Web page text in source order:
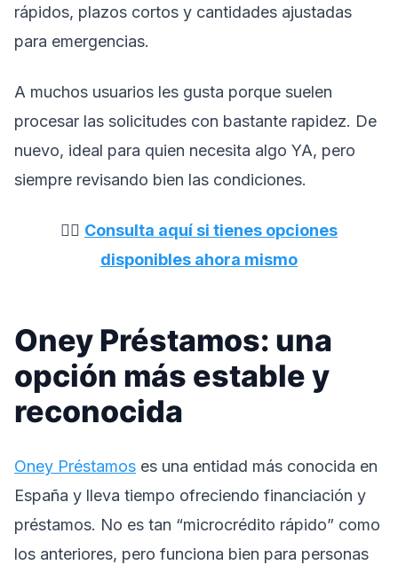
rápidos, plazos cortos y cantidades ajustadas
para emergencias.
A muchos usuarios les gusta porque suelen
procesar las solicitudes con bastante rapidez. De
nuevo, ideal para quien necesita algo YA, pero
siempre revisando bien las condiciones.
👉🏼 Consulta aquí si tienes opciones
disponibles ahora mismo
Oney Préstamos: una
opción más estable y
reconocida
Oney Préstamos es una entidad más conocida en
España y lleva tiempo ofreciendo financiación y
préstamos. No es tan “microcrédito rápido” como
los anteriores, pero funciona bien para personas